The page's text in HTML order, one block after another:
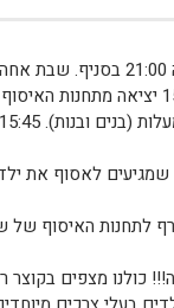
איסוף בנתיב זבולון (כניסה קדמית) לחברי שבט
לאסוף את
לתחנות האיסוף
כולנו מצפים בקוצר